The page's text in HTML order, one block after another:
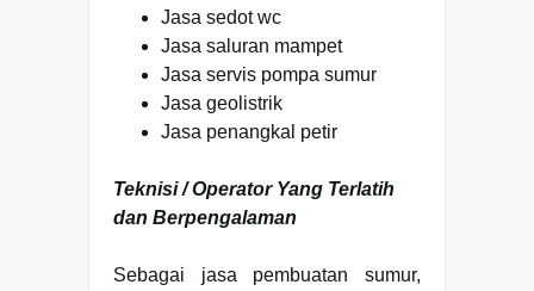
Jasa sedot wc
Jasa saluran mampet
Jasa servis pompa sumur
Jasa geolistrik
Jasa penangkal petir
Teknisi / Operator Yang Terlatih
dan Berpengalaman
Sebagai jasa pembuatan sumur,